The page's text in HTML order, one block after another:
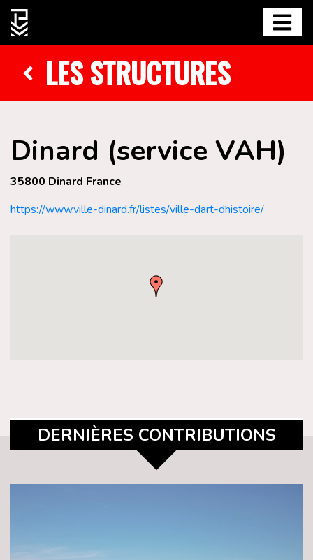
LES STRUCTURES
Dinard (service VAH)
35800 Dinard France
https://www.ville-dinard.fr/listes/ville-dart-dhistoire/
DERNIÈRES CONTRIBUTIONS